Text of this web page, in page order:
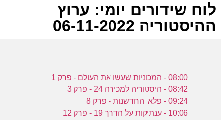
לוח שידורים יומי: ערוץ
ההיסטוריה 06-11-2022
08:00 - המכוניות שעשו את העולם - פרק 1
08:42 - היסטוריה למכירה 24 - פרק 3
09:24 - פלאי החדשנות - פרק 8
10:06 - ענתיקות על הדרך 19 - פרק 12